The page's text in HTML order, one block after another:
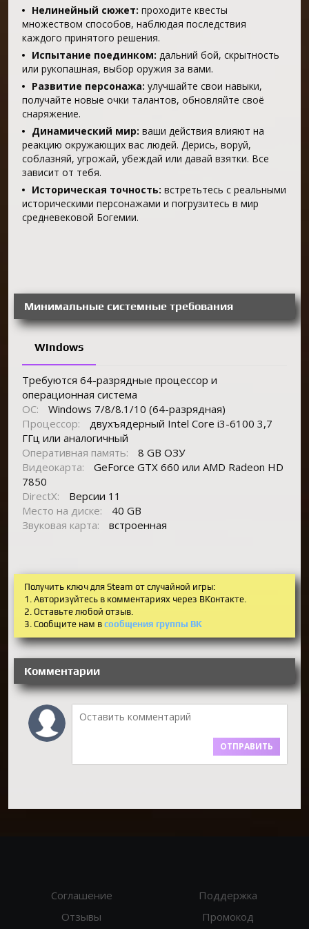
Нелинейный сюжет: проходите квесты
множеством способов, наблюдая последствия
каждого принятого решения.
Испытание поединком: дальний бой, скрытность
или рукопашная, выбор оружия за вами.
Развитие персонажа: улучшайте свои навыки,
получайте новые очки талантов, обновляйте своё
снаряжение.
Динамический мир: ваши действия влияют на
реакцию окружающих вас людей. Дерись, воруй,
соблазняй, угрожай, убеждай или давай взятки. Все
зависит от тебя.
Историческая точность: встретьтесь с реальными
историческими персонажами и погрузитесь в мир
средневековой Богемии.
Минимальные системные требования
Windows
Требуются 64-разрядные процессор и
операционная система
ОС:
Windows 7/8/8.1/10 (64-разрядная)
Процессор:
двухъядерный Intel Core i3-6100 3,7
ГГц или аналогичный
Оперативная память:
8 GB ОЗУ
Видеокарта:
GeForce GTX 660 или AMD Radeon HD
7850
DirectX:
Версии 11
Место на диске:
40 GB
Звуковая карта:
встроенная
Получить ключ для Steam от случайной игры:
1. Авторизуйтесь в комментариях через ВКонтакте.
2. Оставьте любой отзыв.
3. Сообщите нам в сообщения группы ВК
Комментарии
ОТПРАВИТЬ
Соглашение
Поддержка
Отзывы
Промокод